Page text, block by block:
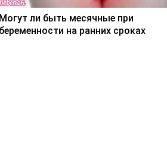
Могут ли быть месячные при
беременности на ранних сроках